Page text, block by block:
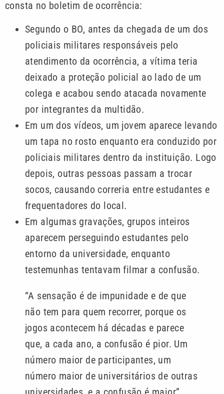
consta no boletim de ocorrência:
Segundo o BO, antes da chegada de um dos
policiais militares responsáveis pelo
atendimento da ocorrência, a vítima teria
deixado a proteção policial ao lado de um
colega e acabou sendo atacada novamente
por integrantes da multidão.
Em um dos vídeos, um jovem aparece levando
um tapa no rosto enquanto era conduzido por
policiais militares dentro da instituição. Logo
depois, outras pessoas passam a trocar
socos, causando correria entre estudantes e
frequentadores do local.
Em algumas gravações, grupos inteiros
aparecem perseguindo estudantes pelo
entorno da universidade, enquanto
testemunhas tentavam filmar a confusão.
“A sensação é de impunidade e de que
não tem para quem recorrer, porque os
jogos acontecem há décadas e parece
que, a cada ano, a confusão é pior. Um
número maior de participantes, um
número maior de universitários de outras